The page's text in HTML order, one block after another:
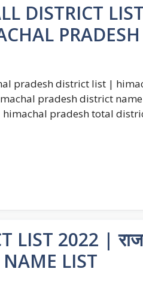
DISTRICT
pradesh district list |
pradesh district
pradesh total
LIST 2022 |
LIST